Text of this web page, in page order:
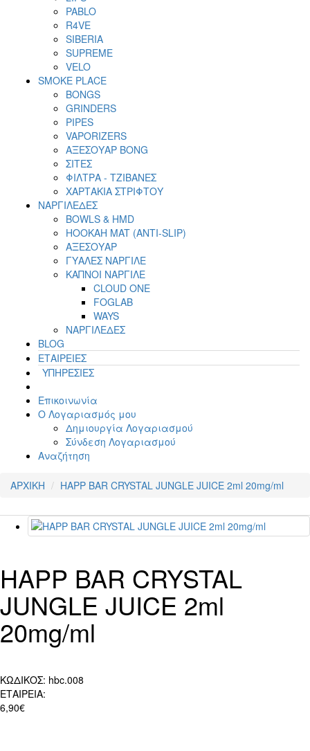
PABLO
R4VE
SIBERIA
SUPREME
VELO
SMOKE PLACE
BONGS
GRINDERS
PIPES
VAPORIZERS
ΑΞΕΣΟΥΑΡ BONG
ΣΙΤΕΣ
ΦΙΛΤΡΑ - ΤΖΙΒΑΝΕΣ
ΧΑΡΤΑΚΙΑ ΣΤΡΙΦΤΟΥ
ΝΑΡΓΙΛΕΔΕΣ
BOWLS & HMD
HOOKAH MAT (ANTI-SLIP)
ΑΞΕΣΟΥΑΡ
ΓΥΑΛΕΣ ΝΑΡΓΙΛΕ
ΚΑΠΝΟΙ ΝΑΡΓΙΛΕ
CLOUD ONE
FOGLAB
WAYS
ΝΑΡΓΙΛΕΔΕΣ
BLOG
ΕΤΑΙΡΕΙΕΣ
ΥΠΗΡΕΣΙΕΣ
Επικοινωνία
Ο Λογαριασμός μου
Δημιουργία Λογαριασμού
Σύνδεση Λογαριασμού
Αναζήτηση
ΑΡΧΙΚΗ HAPP BAR CRYSTAL JUNGLE JUICE 2ml 20mg/ml
HAPP BAR CRYSTAL
JUNGLE JUICE 2ml
20mg/ml
ΚΩΔΙΚΟΣ: hbc.008
ΕΤΑΙΡΕΙΑ:
6,90€